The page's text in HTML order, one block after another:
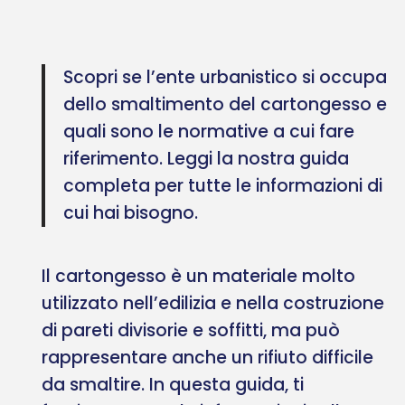
Scopri se l’ente urbanistico si occupa
dello smaltimento del cartongesso e
quali sono le normative a cui fare
riferimento. Leggi la nostra guida
completa per tutte le informazioni di
cui hai bisogno.
Il cartongesso è un materiale molto
utilizzato nell’edilizia e nella costruzione
di pareti divisorie e soffitti, ma può
rappresentare anche un rifiuto difficile
da smaltire. In questa guida, ti